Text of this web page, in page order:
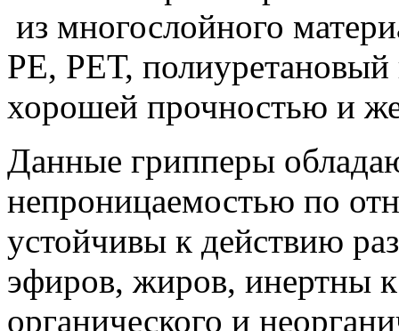
из многослойного
РЕ, РЕТ, полиуретановый
хорошей прочностью и
Данные грипперы
непроницаемостью по
устойчивы к действию
эфиров, жиров, инертны
органического и